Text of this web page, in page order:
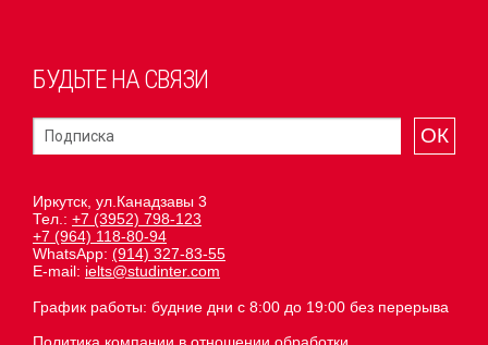
БУДЬТЕ НА СВЯЗИ
ОК
Иркутск, ул.Канадзавы 3
Тел.: +7 (3952) 798-123
+7 (964) 118-80-94
WhatsApp: (914) 327-83-55
E-mail: ielts@studinter.com
График работы: будние дни с 8:00 до 19:00 без перерыва